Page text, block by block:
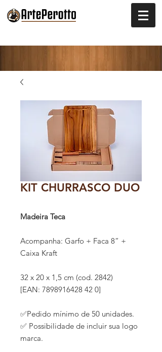
KIT CHURRASCO DUO
Madeira Teca
Acompanha: Garfo + Faca 8” +
Caixa Kraft
32 x 20 x 1,5 cm (cod. 2842)
[EAN: 7898916428 42 0]
✅Pedido mínimo de 50 unidades.
✅ Possibilidade de incluir sua logo
marca.